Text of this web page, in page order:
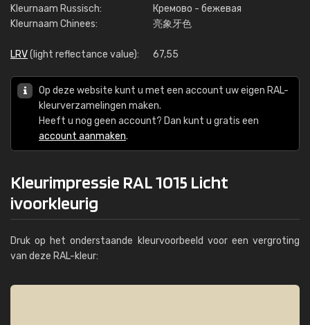
Kleurnaam Russisch:
Кремово - бежевая
Kleurnaam Chinees:
亮象牙色
LRV(light reflectance value): 67,55
Op deze website kunt u met een account uw eigen RAL-
kleurverzamelingen maken.
Heeft u nog geen account? Dan kunt u gratis een
account aanmaken.
Kleurimpressie RAL 1015 Licht
ivoorkleurig
Druk op het onderstaande kleurvoorbeeld voor een vergroting
van deze RAL-kleur: